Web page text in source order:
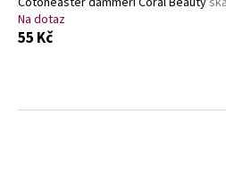
Na dotaz
55 Kč